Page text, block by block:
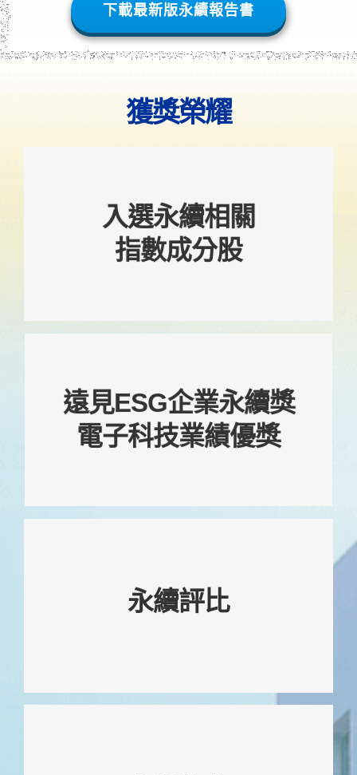
下載最新版永續報告書
獲獎榮耀
入選永續相關
指數成分股
入選臺灣指數公司與FTSE Russel合編
之「臺灣永續指數」成分股
入選「臺灣證券交易所銳聯臺灣高薪酬
遠見ESG企業永續獎
電子科技業績優獎
第21屆 遠見ESG企業永續獎
綜合績效 電子科技業 績優獎
永續評比
入選Financial Times 2025亞太氣候領